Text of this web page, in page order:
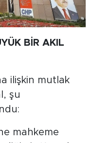
BİR AKIL
ilişkin mutlak
şu
mahkeme